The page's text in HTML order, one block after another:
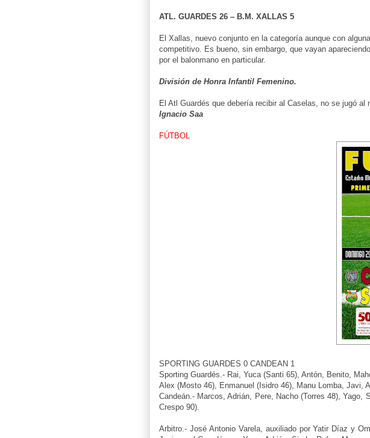
ATL. GUARDES 26 – B.M. XALLAS 5
El Xallas, nuevo conjunto en la categoría aunque con
competitivo. Es bueno, sin embargo, que vayan
por el balonmano en particular.
División de Honra Infantil Femenino.
El Atl Guardés que debería recibir al Caselas, no se jugó al
Ignacio Saa
FÚTBOL
SPORTING GUARDES 0 CANDEAN 1
Sporting Guardés.- Rai, Yuca (Santi 65), Antón, Benito,
Alex (Mosto 46), Enmanuel (Isidro 46), Manu Lomba, Javi,
Candeán.- Marcos, Adrián, Pere, Nacho (Torres 48),
Crespo 90).
Arbitro.- José Antonio Varela, auxiliado por Yatir Díaz y